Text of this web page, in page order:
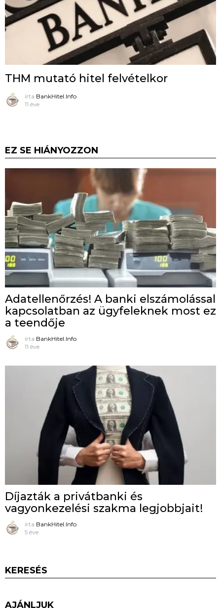
THM mutató hitel felvételkor
írta BankHitel.Info
11 éve
EZ SE HIÁNYOZZON
Adatellenőrzés! A banki elszámolással
kapcsolatban az ügyfeleknek most ez
a teendője
írta BankHitel.Info
11 éve
Díjazták a privátbanki és
vagyonkezelési szakma legjobbjait!
írta BankHitel.Info
5 éve
KERESÉS
AJÁNLJUK